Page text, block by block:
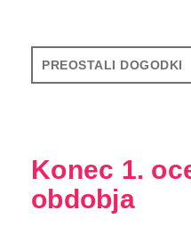
Konec 1.
obdobja
PREOSTALI DOGODKI